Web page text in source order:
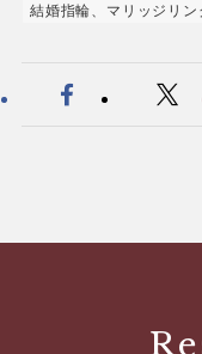
結婚指輪、マリッジリ